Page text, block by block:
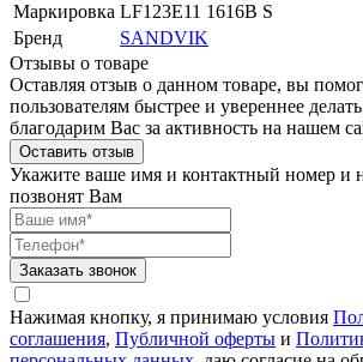
Маркировка LF123E11 1616B S
Бренд
SANDVIK
Отзывы о товаре
Оставляя отзыв о данном товаре, вы
пользователям быстрее и увереннее
благодарим Вас за активность на нашем
Оставить отзыв
Укажите ваше имя и контактный номер и
позвонят Вам
Заказать звонок
Нажимая кнопку, я принимаю условия
соглашения, Публичной оферты и